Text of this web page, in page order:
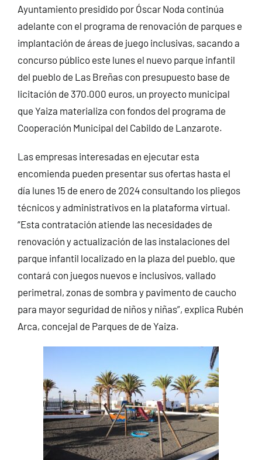
Ayuntamiento presidido por Óscar Noda continúa
adelante con el programa de renovación de parques e
implantación de áreas de juego inclusivas, sacando a
concurso público este lunes el nuevo parque infantil
del pueblo de Las Breñas con presupuesto base de
licitación de 370.000 euros, un proyecto municipal
que Yaiza materializa con fondos del programa de
Cooperación Municipal del Cabildo de Lanzarote.
Las empresas interesadas en ejecutar esta
encomienda pueden presentar sus ofertas hasta el
día lunes 15 de enero de 2024 consultando los pliegos
técnicos y administrativos en la plataforma virtual.
“Esta contratación atiende las necesidades de
renovación y actualización de las instalaciones del
parque infantil localizado en la plaza del pueblo, que
contará con juegos nuevos e inclusivos, vallado
perimetral, zonas de sombra y pavimento de caucho
para mayor seguridad de niños y niñas”, explica Rubén
Arca, concejal de Parques de de Yaiza.